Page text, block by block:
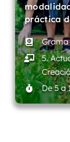
práctica
Grama
5.
De 5 a